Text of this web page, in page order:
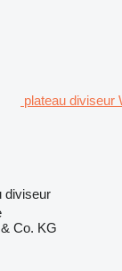
plateau diviseur
diviseur
Co. KG